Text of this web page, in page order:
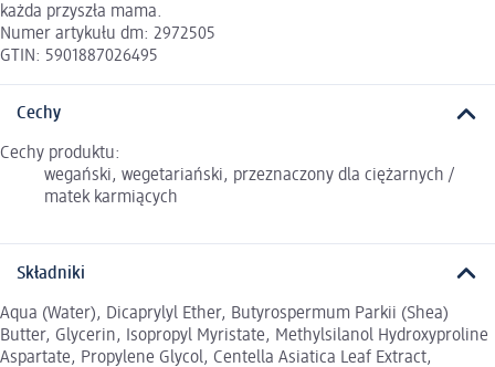
każda przyszła mama.
Numer artykułu dm: 2972505
GTIN: 5901887026495
Cechy
Cechy produktu:
wegański, wegetariański, przeznaczony dla ciężarnych /
matek karmiących
Składniki
Aqua (Water), Dicaprylyl Ether, Butyrospermum Parkii (Shea)
Butter, Glycerin, Isopropyl Myristate, Methylsilanol Hydroxyproline
Aspartate, Propylene Glycol, Centella Asiatica Leaf Extract,